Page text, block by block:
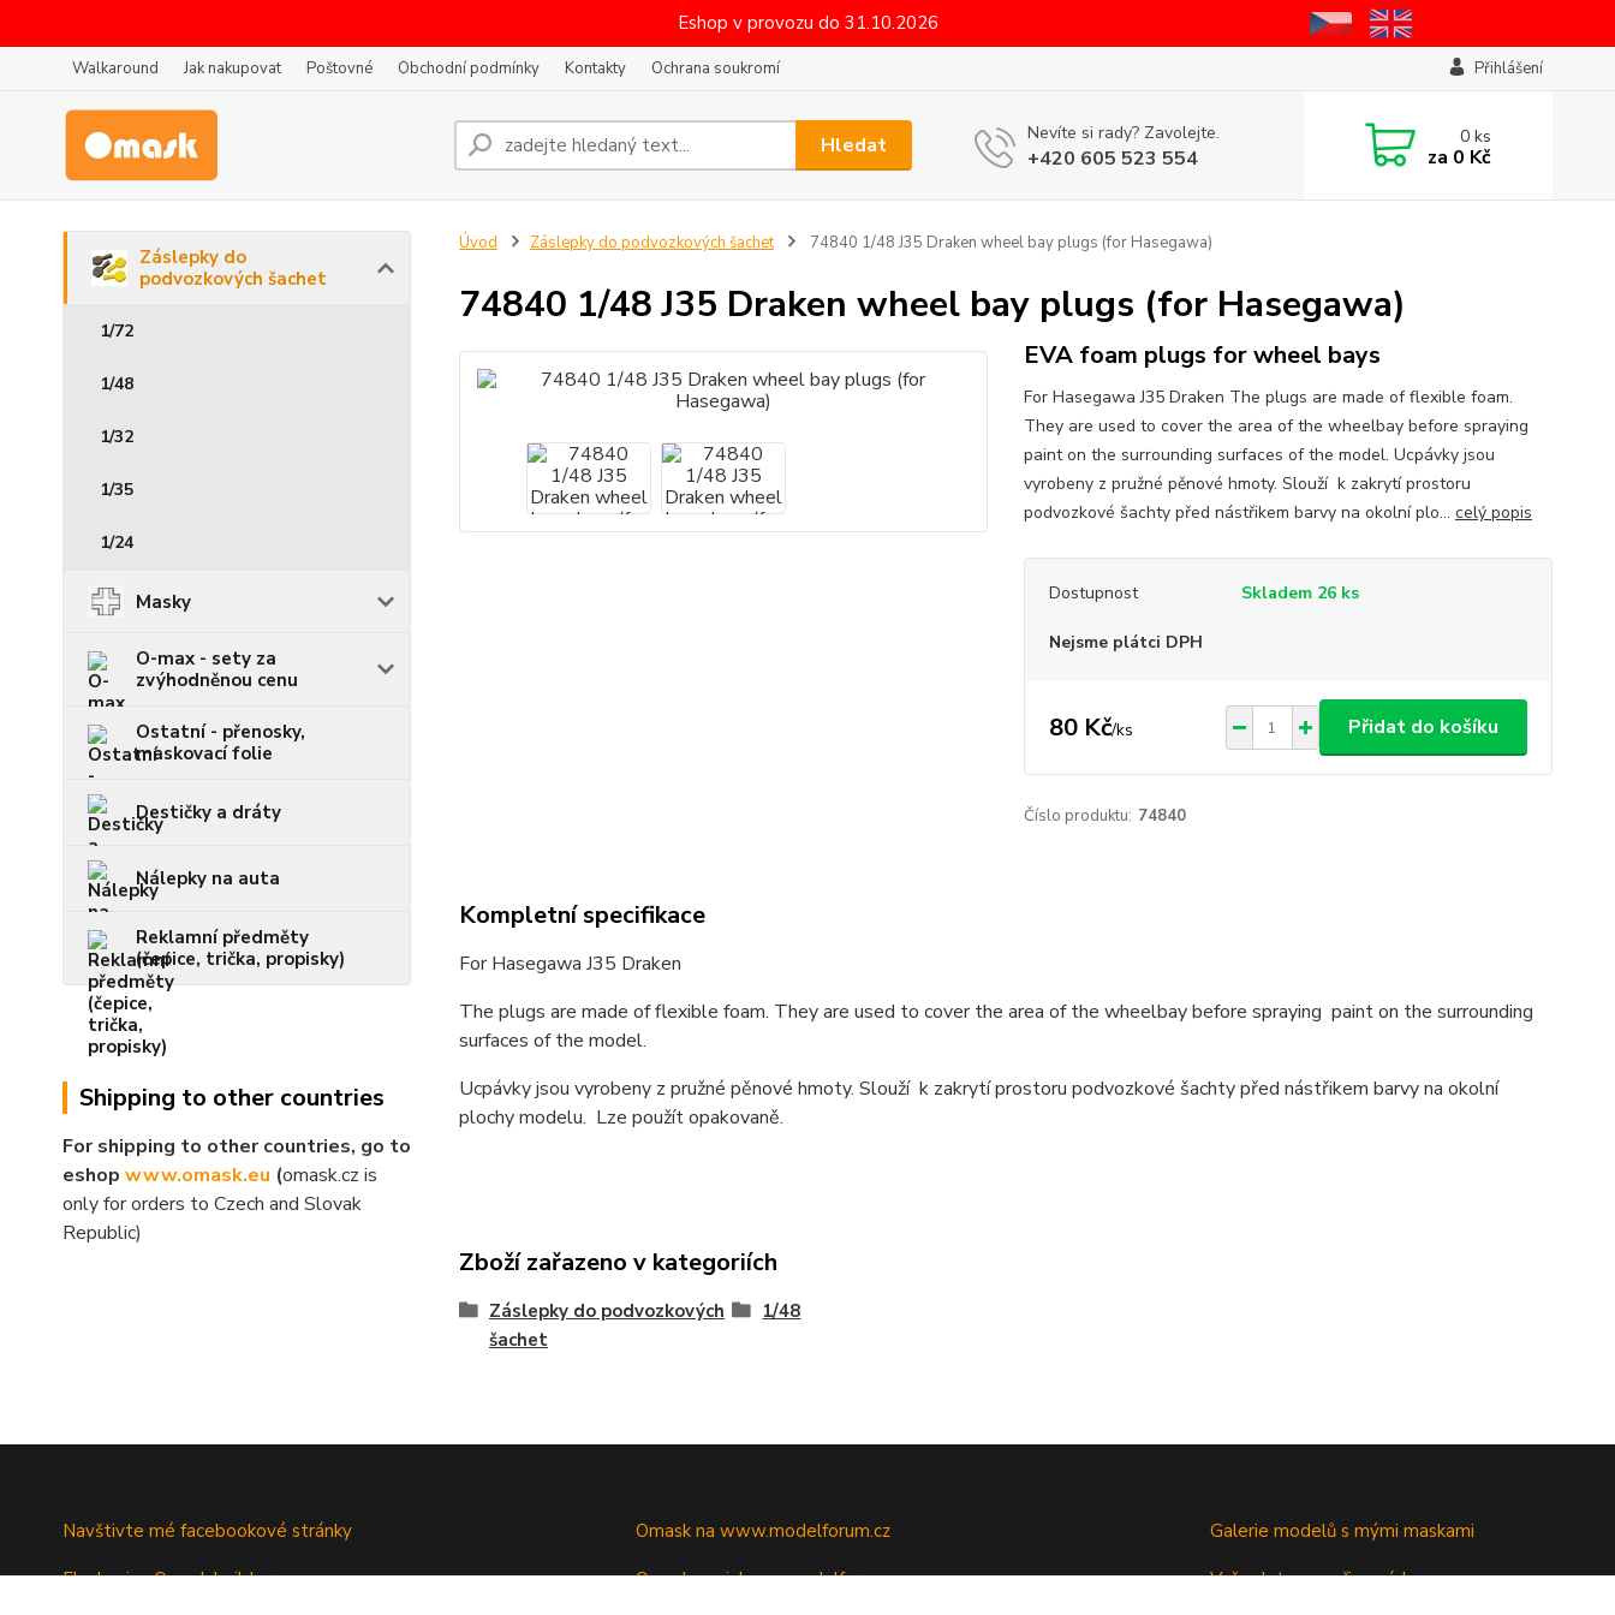
Eshop v provozu do 31.10.2026
Walkaround Jak nakupovat Poštovné Obchodní podmínky Kontakty Ochrana soukromí Přihlášení
Hledat Nevíte si rady? Zavolejte.
+420 605 523 554
0ks
za 0 Kč
Záslepky do
podvozkových šachet
1/72
1/48
1/32
1/35
1/24
Masky
O-max - sety za
zvýhodněnou cenu
Ostatní - přenosky,
maskovací folie
Destičky a dráty
Nálepky na auta
Reklamní předměty
(čepice, trička, propisky)
Shipping to other countries
For shipping to other countries, go to
eshop www.omask.eu (omask.cz is
only for orders to Czech and Slovak
Republic)
Úvod Záslepky do podvozkových šachet 74840 1/48 J35 Draken wheel bay plugs (for Hasegawa)
74840 1/48 J35 Draken wheel bay plugs (for Hasegawa)
EVA foam plugs for wheel bays
For Hasegawa J35 Draken The plugs are made of flexible foam.
They are used to cover the area of the wheelbay before spraying
paint on the surrounding surfaces of the model. Ucpávky jsou
vyrobeny z pružné pěnové hmoty. Slouží k zakrytí prostoru
podvozkové šachty před nástřikem barvy na okolní plo... celý popis
Dostupnost Skladem 26 ks
Nejsme plátci DPH
80 Kč/ks Přidat do košíku
Číslo produktu: 74840
Kompletní specifikace
For Hasegawa J35 Draken
The plugs are made of flexible foam. They are used to cover the area of the wheelbay before spraying paint on the surrounding
surfaces of the model.
Ucpávky jsou vyrobeny z pružné pěnové hmoty. Slouží k zakrytí prostoru podvozkové šachty před nástřikem barvy na okolní
plochy modelu. Lze použít opakovaně.
Zboží zařazeno v kategoriích
Záslepky do podvozkových
šachet
1/48
Navštivte mé facebookové stránky
Fb skupina Omask builders
Omask na www.modelforum.cz
Omask novinky na modelforu
Galerie modelů s mými maskami
Vaše dotazy a připomínky